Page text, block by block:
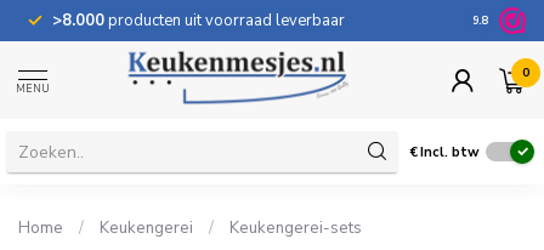
>8.000producten uit voorraad leverbaar 100
9.8
MENU
0
€Incl. btw
Home / Keukengerei / Keukengerei-sets